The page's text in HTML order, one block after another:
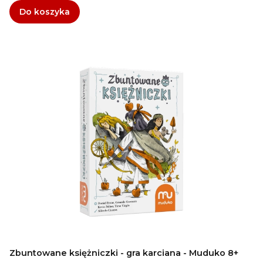
Do koszyka
Zbuntowane księżniczki - gra karciana - Muduko 8+